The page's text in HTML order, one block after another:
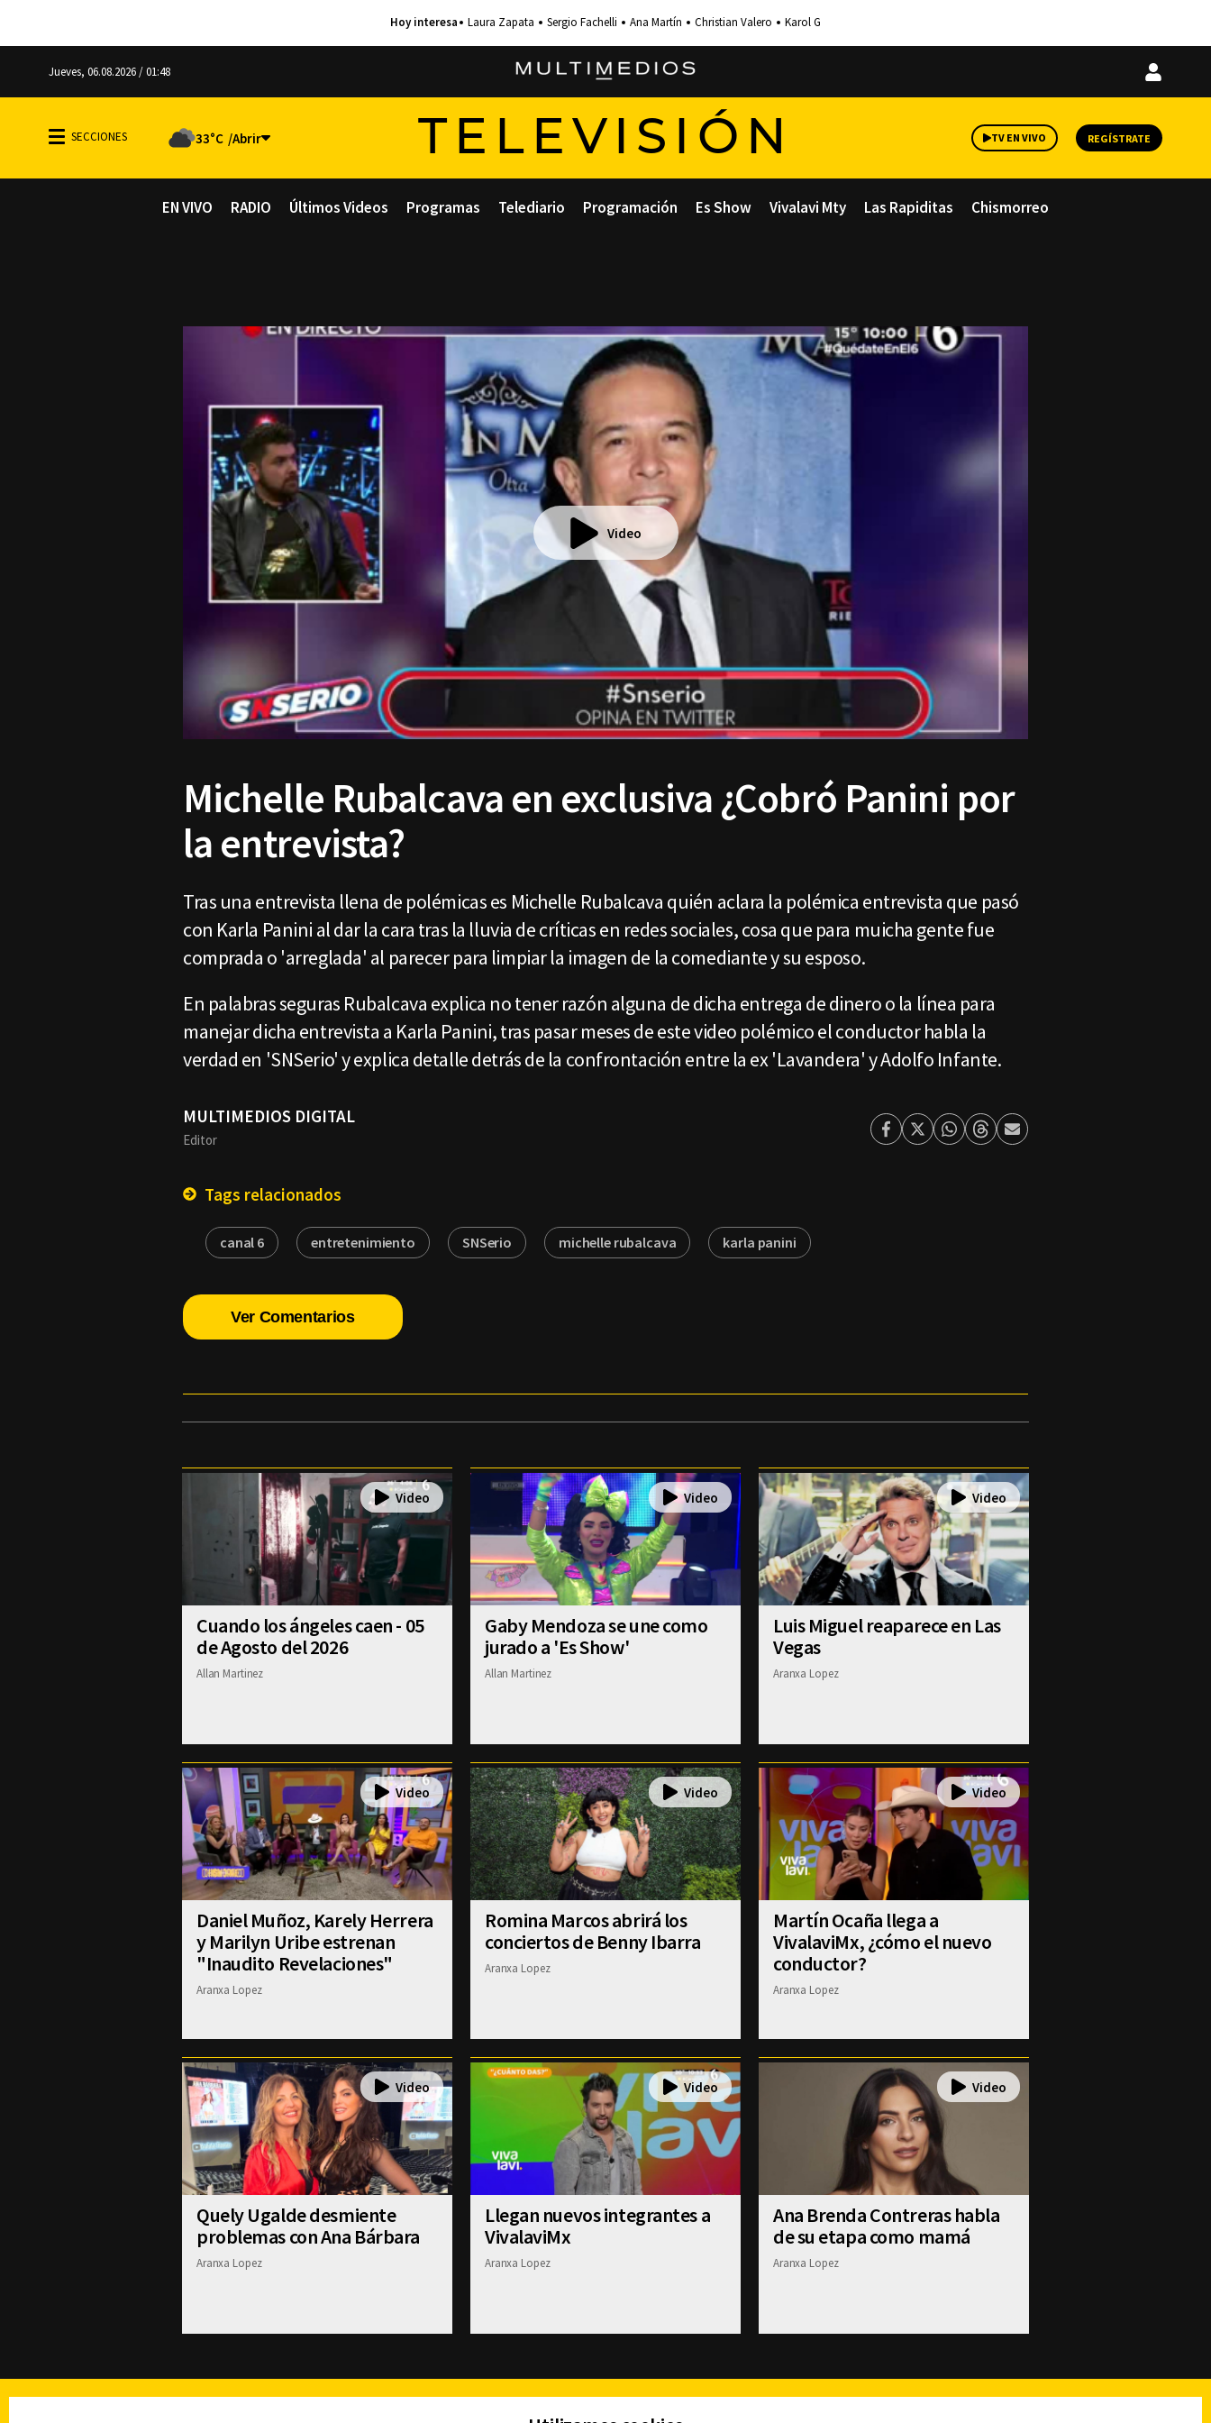
Laura Zapata Sergio Fachelli Ana Martín Christian Valero Karol G
Jueves, 06.08.2026 / 01:48
Iniciar
33°C TELEVISIÓN TV EN VIVO REGÍSTRATE
EN VIVO RADIO Últimos Videos Programas Telediario Programación Es Show Vivalavi Mty Las Rapiditas Chismorreo
Video
Michelle Rubalcava en exclusiva ¿Cobró Panini por
la entrevista?
Tras una entrevista llena de polémicas es Michelle Rubalcava quién aclara la polémica entrevista que pasó
con Karla Panini al dar la cara tras la lluvia de críticas en redes sociales, cosa que para muicha gente fue
comprada o 'arreglada' al parecer para limpiar la imagen de la comediante y su esposo.
En palabras seguras Rubalcava explica no tener razón alguna de dicha entrega de dinero o la línea para
manejar dicha entrevista a Karla Panini, tras pasar meses de este video polémico el conductor habla la
verdad en 'SNSerio' y explica detalle detrás de la confrontación entre la ex 'Lavandera' y Adolfo Infante.
MULTIMEDIOS DIGITAL
Editor Facebook
TwitterWhatsapp
ThreadsEnviar
Tags relacionados
canal 6 entretenimiento SNSerio michelle rubalcava karla panini
Ver Comentarios
Cuando los ángeles caen - 05
de Agosto del 2026
Allan Martinez
Gaby Mendoza se une como
jurado a 'Es Show'
Allan Martinez
Luis Miguel reaparece en Las
Vegas
Aranxa Lopez
Daniel Muñoz, Karely Herrera
y Marilyn Uribe estrenan
"Inaudito Revelaciones"
Aranxa Lopez
Romina Marcos abrirá los
conciertos de Benny Ibarra
Aranxa Lopez
Martín Ocaña llega a
VivalaviMx, ¿cómo el nuevo
conductor?
Aranxa Lopez
Quely Ugalde desmiente
problemas con Ana Bárbara
Aranxa Lopez
Llegan nuevos integrantes a
VivalaviMx
Aranxa Lopez
Ana Brenda Contreras habla
de su etapa como mamá
Aranxa Lopez